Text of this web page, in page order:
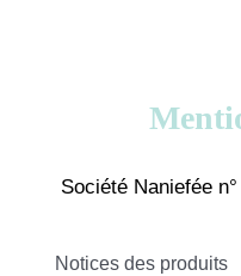
Société Naniefée
Notices des produits